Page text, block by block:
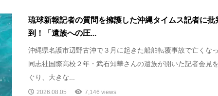
琉球新報記者の質問を擁護した沖縄タイムス記者に批
到！「遺族への圧...
沖縄県名護市辺野古沖で３月に起きた船舶転覆事故で亡くな
同志社国際高校２年・武石知華さんの遺族が開いた記者会見
ぐり、大きな...
2026.08.05 7,146 views